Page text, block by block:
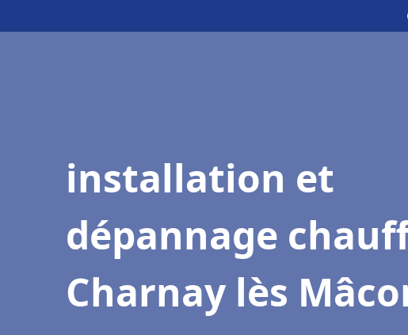
installation et
dépannage
Charnay lès